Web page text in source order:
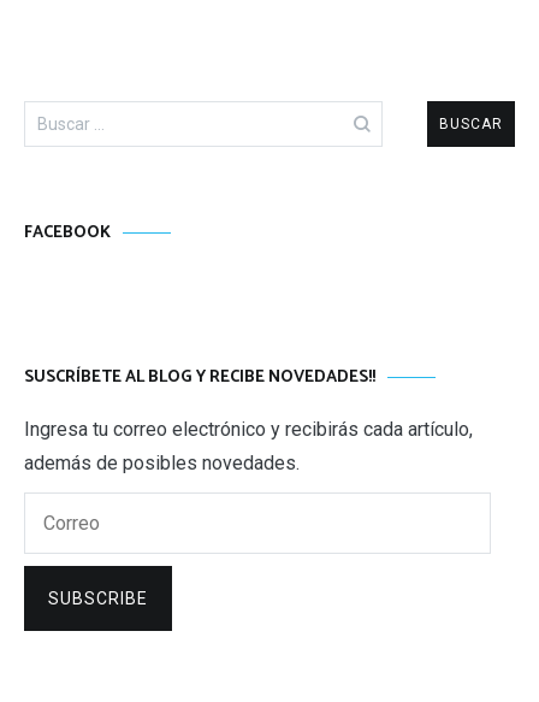
Buscar:
FACEBOOK
SUSCRÍBETE AL BLOG Y RECIBE NOVEDADES!!
Ingresa tu correo electrónico y recibirás cada artículo,
además de posibles novedades.
SUBSCRIBE